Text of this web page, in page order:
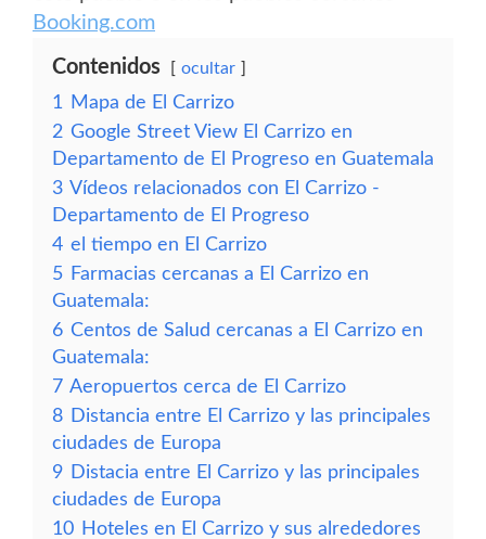
Booking.com
Contenidos ocultar
1
Mapa de El Carrizo
2 Google Street View El Carrizo en
Departamento de El Progreso en Guatemala
3 Vídeos relacionados con El Carrizo -
Departamento de El Progreso
4 el tiempo en El Carrizo
5 Farmacias cercanas a El Carrizo en
Guatemala:
6 Centos de Salud cercanas a El Carrizo en
Guatemala:
7 Aeropuertos cerca de El Carrizo
8 Distancia entre El Carrizo y las principales
ciudades de Europa
9 Distacia entre El Carrizo y las principales
ciudades de Europa
10 Hoteles en El Carrizo y sus alrededores